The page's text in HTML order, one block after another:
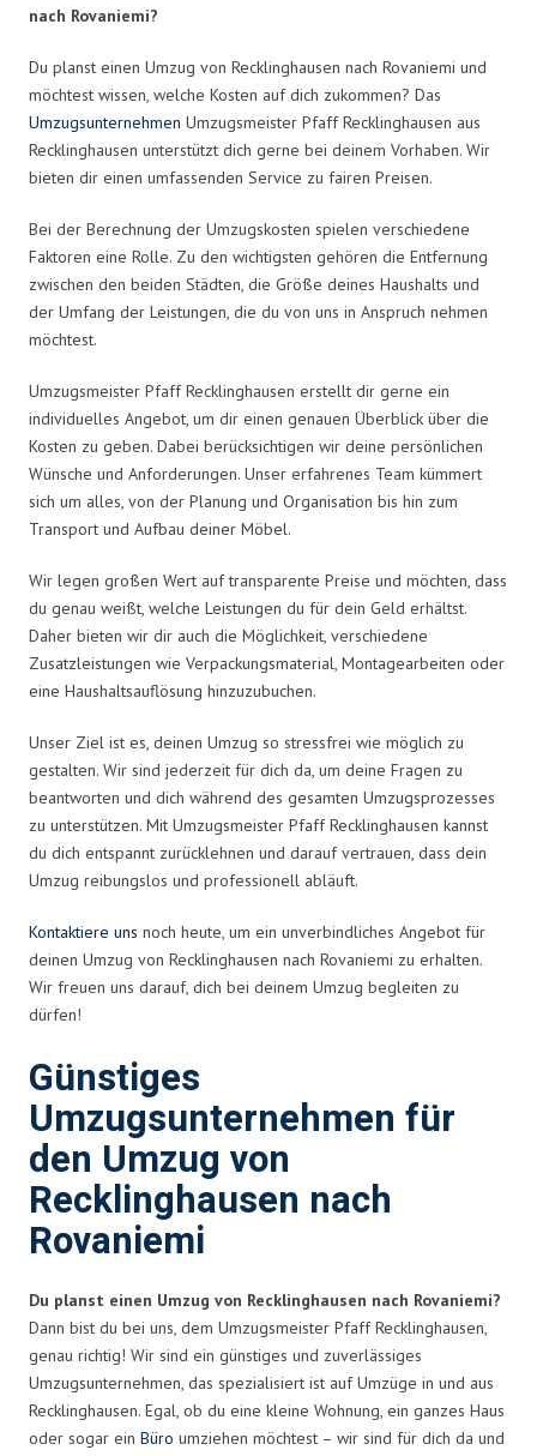
nach Rovaniemi?
Du planst einen Umzug von Recklinghausen nach Rovaniemi und
möchtest wissen, welche Kosten auf dich zukommen? Das
Umzugsunternehmen Umzugsmeister Pfaff Recklinghausen aus
Recklinghausen unterstützt dich gerne bei deinem Vorhaben. Wir
bieten dir einen umfassenden Service zu fairen Preisen.
Bei der Berechnung der Umzugskosten spielen verschiedene
Faktoren eine Rolle. Zu den wichtigsten gehören die Entfernung
zwischen den beiden Städten, die Größe deines Haushalts und
der Umfang der Leistungen, die du von uns in Anspruch nehmen
möchtest.
Umzugsmeister Pfaff Recklinghausen erstellt dir gerne ein
individuelles Angebot, um dir einen genauen Überblick über die
Kosten zu geben. Dabei berücksichtigen wir deine persönlichen
Wünsche und Anforderungen. Unser erfahrenes Team kümmert
sich um alles, von der Planung und Organisation bis hin zum
Transport und Aufbau deiner Möbel.
Wir legen großen Wert auf transparente Preise und möchten, dass
du genau weißt, welche Leistungen du für dein Geld erhältst.
Daher bieten wir dir auch die Möglichkeit, verschiedene
Zusatzleistungen wie Verpackungsmaterial, Montagearbeiten oder
eine Haushaltsauflösung hinzuzubuchen.
Unser Ziel ist es, deinen Umzug so stressfrei wie möglich zu
gestalten. Wir sind jederzeit für dich da, um deine Fragen zu
beantworten und dich während des gesamten Umzugsprozesses
zu unterstützen. Mit Umzugsmeister Pfaff Recklinghausen kannst
du dich entspannt zurücklehnen und darauf vertrauen, dass dein
Umzug reibungslos und professionell abläuft.
Kontaktiere uns noch heute, um ein unverbindliches Angebot für
deinen Umzug von Recklinghausen nach Rovaniemi zu erhalten.
Wir freuen uns darauf, dich bei deinem Umzug begleiten zu
dürfen!
Günstiges
Umzugsunternehmen für
den Umzug von
Recklinghausen nach
Rovaniemi
Du planst einen Umzug von Recklinghausen nach Rovaniemi?
Dann bist du bei uns, dem Umzugsmeister Pfaff Recklinghausen,
genau richtig! Wir sind ein günstiges und zuverlässiges
Umzugsunternehmen, das spezialisiert ist auf Umzüge in und aus
Recklinghausen. Egal, ob du eine kleine Wohnung, ein ganzes Haus
oder sogar ein Büro umziehen möchtest – wir sind für dich da und